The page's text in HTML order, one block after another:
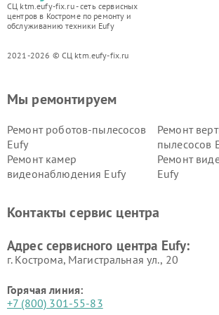
СЦ ktm.eufy-fix.ru - сеть сервисных
центров в Костроме по ремонту и
обслуживанию техники Eufy
2021-2026 © СЦ ktm.eufy-fix.ru
Мы ремонтируем
Ремонт роботов-пылесосов
Eufy
Ремонт
пылесосов
Ремонт камер
видеонаблюдения Eufy
Ремонт
Eufy
Контакты сервис центра
Адрес сервисного центра Eufy:
г. Кострома, Магистральная ул., 20
Горячая линия:
+7 (800) 301-55-83